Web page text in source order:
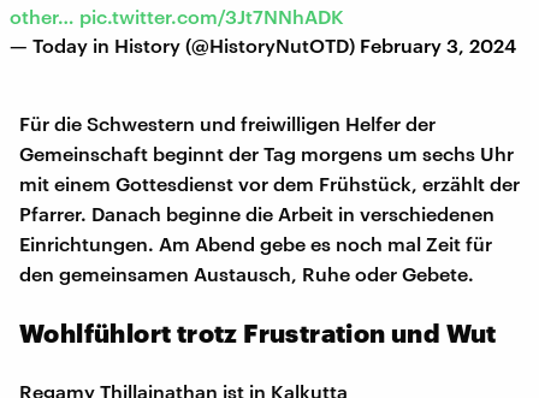
other… pic.twitter.com/3Jt7NNhADK
— Today in History (@HistoryNutOTD) February 3, 2024
Für die Schwestern und freiwilligen Helfer der
Gemeinschaft beginnt der Tag morgens um sechs Uhr
mit einem Gottesdienst vor dem Frühstück, erzählt der
Pfarrer. Danach beginne die Arbeit in verschiedenen
Einrichtungen. Am Abend gebe es noch mal Zeit für
den gemeinsamen Austausch, Ruhe oder Gebete.
Wohlfühlort trotz Frustration und Wut
Regamy Thillainathan ist in Kalkutta